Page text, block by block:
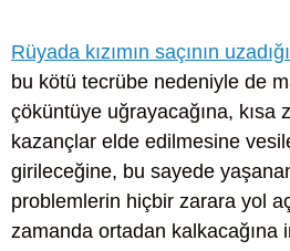
Rüyada kızımın saçının
bu kötü tecrübe nedeniyle de
çöküntüye uğrayacağına, kısa
kazançlar elde edilmesine
girileceğine, bu sayede
problemlerin hiçbir zarara yol
zamanda ortadan kalkacağına